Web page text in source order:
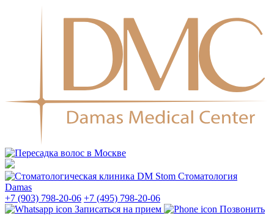
Стоматология
Damas
+7 (903) 798-20-06 +7 (495) 798-20-06
Записаться на прием
Позвонить